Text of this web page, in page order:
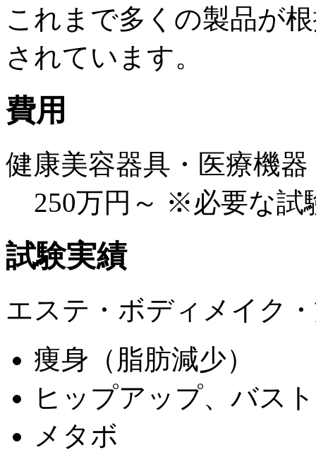
これまで多くの製品が
されています。
費用
健康美容器具・医療機器
250万円～ ※必要な試
試験実績
エステ・ボディメイク
痩身（脂肪減少）
ヒップアップ、バス
メタボ